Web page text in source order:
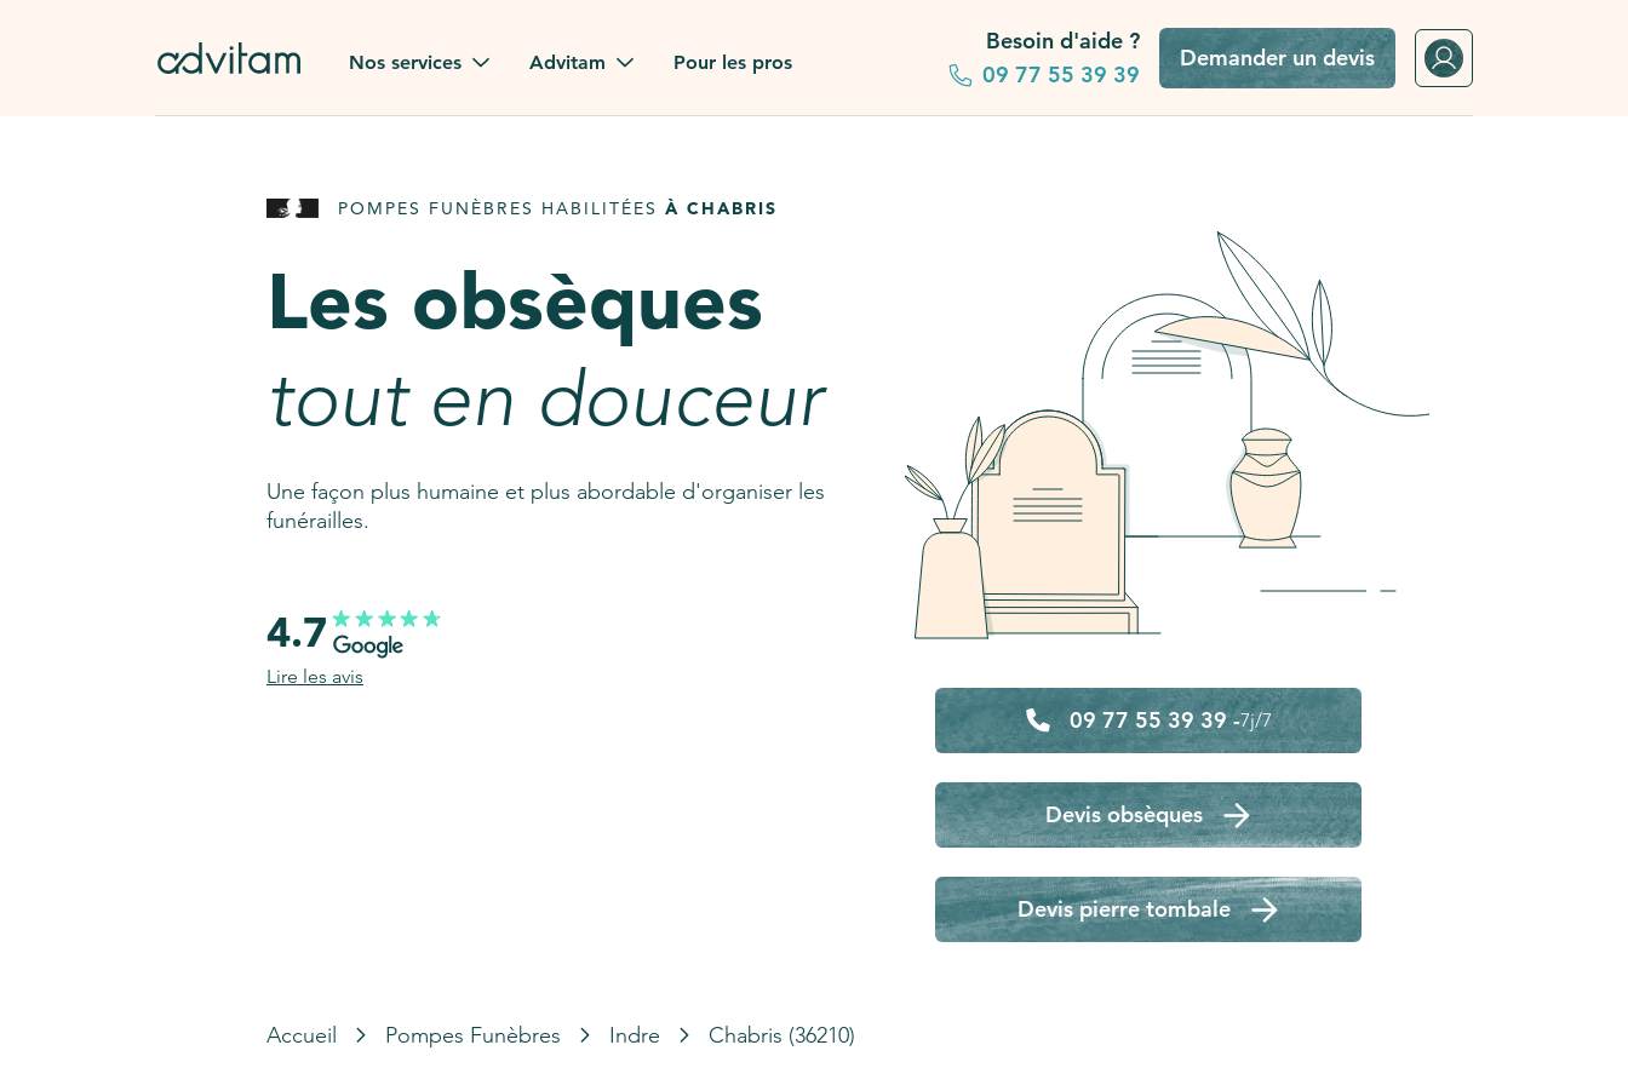
Nos services
Rapatriement à
Pierre tombale
AssistGPT
Nos services en plus
Advitam
Advitam dans la presse
Consultez notre FAQ
Pour les pros
Besoin d'aide ?
09 77 55 39 39
Demander un devis
POMPES FUNÈBRES HABILITÉES À CHABRIS
Les obsèques
tout en douceur
Une façon plus humaine et plus abordable d'organiser les
funérailles.
09 77 55 39 39 -7j/7
Devis obsèques
Devis pierre tombale
4.7
Lire les avis
Accueil Pompes Funèbres Indre Chabris (36210)